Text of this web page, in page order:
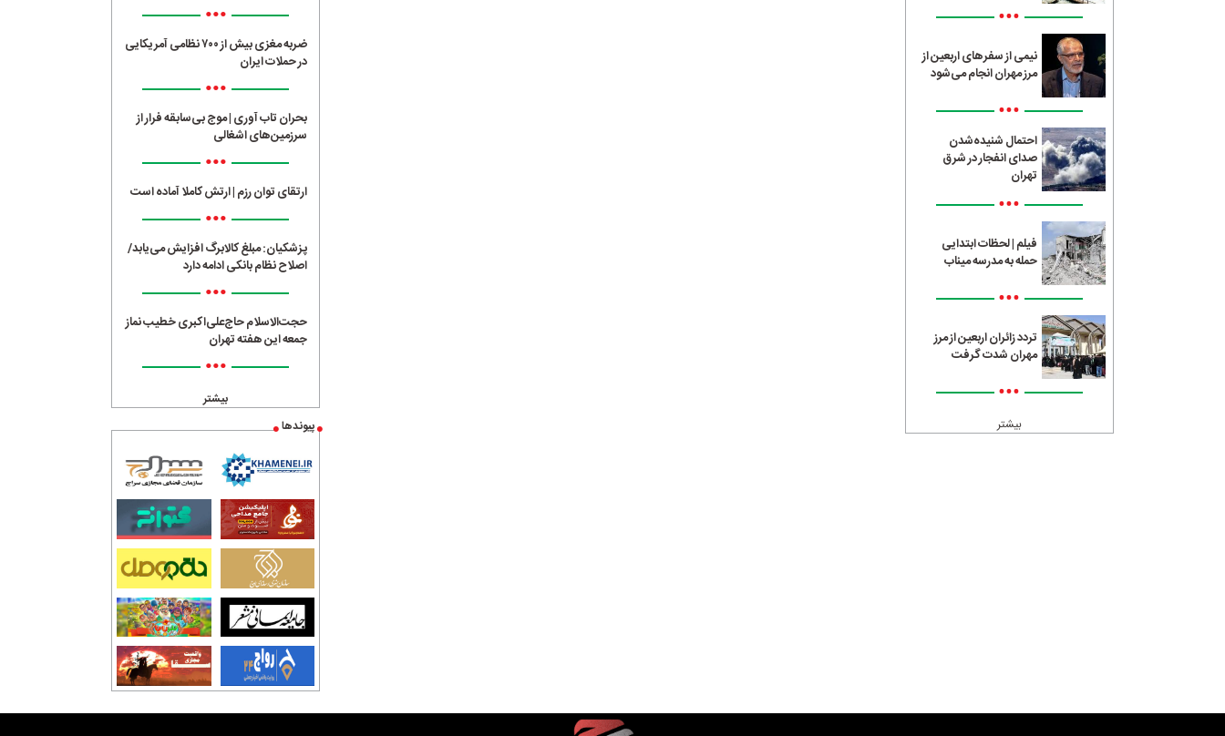
•••
نیمی از سفرهای اربعین از
مرز مهران انجام می‌شود
•••
احتمال شنیده‌شدن
صدای انفجار در شرق
تهران
•••
فیلم | لحظات ابتدایی
حمله به مدرسه میناب
•••
تردد زائران اربعین از مرز
مهران شدت گرفت
•••
بیشتر
•••
ضربه مغزی بیش از ۷۰۰ نظامی آمریکایی
در حملات ایران
•••
بحران تاب آوری | موج بی‌سابقه فرار از
سرزمین‌های اشغالی
•••
ارتقای توان رزم | ارتش کاملا آماده است
•••
پزشکیان: مبلغ کالابرگ افزایش می‌یابد/
اصلاح نظام بانکی ادامه دارد
•••
حجت‌الاسلام حاج‌علی‌اکبری خطیب نماز
جمعه این هفته تهران
•••
بیشتر
پیوندها